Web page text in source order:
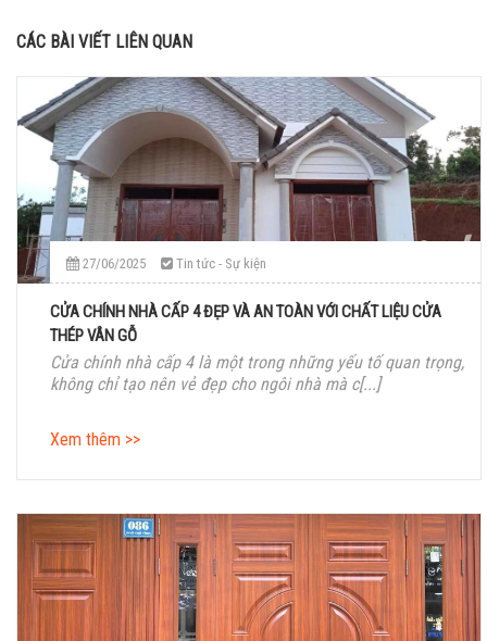
CÁC BÀI VIẾT LIÊN QUAN
27/06/2025 Tin tức - Sự kiện
CỬA CHÍNH NHÀ CẤP 4 ĐẸP VÀ AN TOÀN VỚI CHẤT LIỆU CỬA
THÉP VÂN GỖ
Cửa chính nhà cấp 4 là một trong những yếu tố quan trọng,
không chỉ tạo nên vẻ đẹp cho ngôi nhà mà c[...]
Xem thêm >>